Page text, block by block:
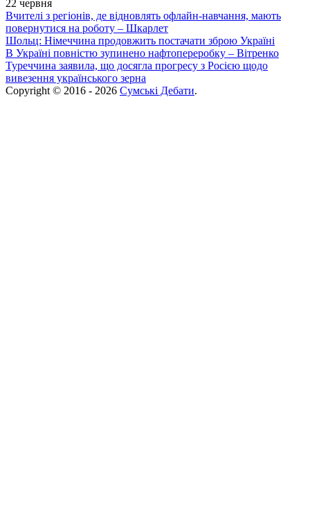
22 червня
Вчителі з регіонів, де відновлять офлайн-навчання, мають
повернутися на роботу – Шкарлет
Шольц: Німеччина продовжить постачати зброю Україні
В Україні повністю зупинено нафтопереробку – Вітренко
Туреччина заявила, що досягла прогресу з Росією щодо
вивезення українського зерна
Copyright © 2016 - 2026 Сумські Дебати.